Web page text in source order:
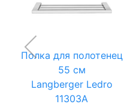
Полка для полотенец
55 см
Langberger Ledro
11303A